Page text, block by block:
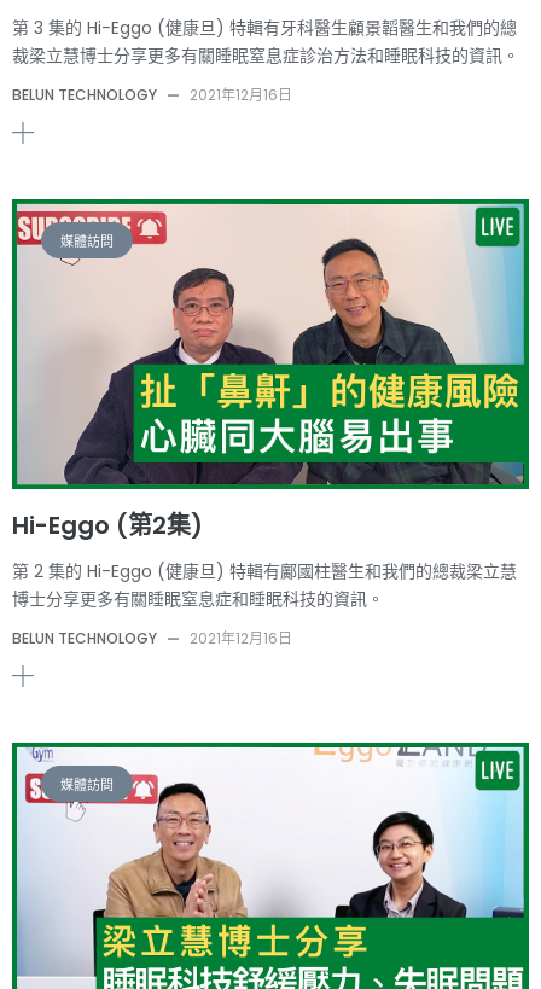
第 3 集的 Hi-Eggo (健康旦) 特輯有牙科醫生顧景韜醫生和我們的總
裁梁立慧博士分享更多有關睡眠窒息症診治方法和睡眠科技的資訊。
BELUN TECHNOLOGY — 2021年12月16日
媒體訪問
Hi-Eggo (第2集)
第 2 集的 Hi-Eggo (健康旦) 特輯有鄺國柱醫生和我們的總裁梁立慧
博士分享更多有關睡眠窒息症和睡眠科技的資訊。
BELUN TECHNOLOGY — 2021年12月16日
媒體訪問